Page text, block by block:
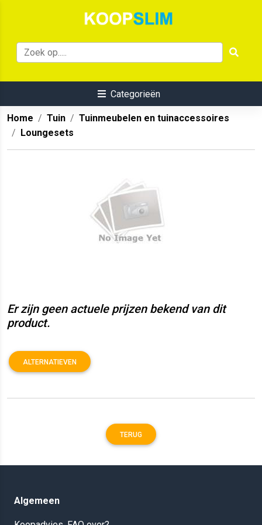
Categorieën
Home Tuin
Tuinmeubelen en tuinaccessoires
Loungesets
Er zijn geen actuele prijzen bekend van dit
product.
ALTERNATIEVEN
TERUG
Algemeen